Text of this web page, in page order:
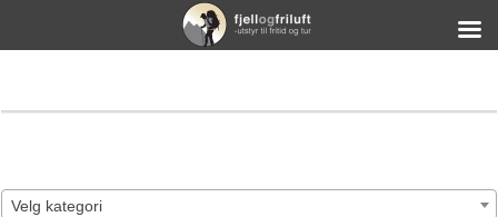
Velg kategori